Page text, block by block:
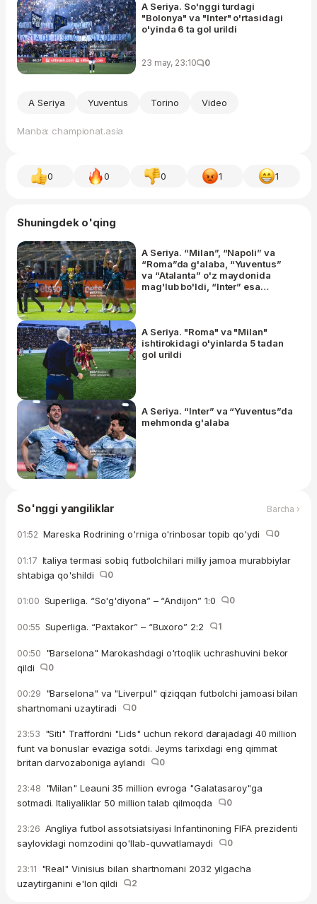
A Seriya. So'nggi turdagi
"Bolonya" va "Inter" o'rtasidagi
o'yinda 6 ta gol urildi
23 may, 23:10 0
A Seriya Yuventus Torino Video
Manba: championat.asia
0 0 0 1 1
Shuningdek o'qing
A Seriya. “Milan”, “Napoli” va
“Roma”da g'alaba, “Yuventus”
va “Atalanta” o'z maydonida
mag'lub bo'ldi, “Inter” esa
A Seriya. "Roma" va "Milan"
ishtirokidagi o'yinlarda 5 tadan
gol urildi
A Seriya. “Inter” va “Yuventus”da
mehmonda g'alaba
So'nggi yangiliklar Barcha ›
01:52 Mareska Rodrining o'rniga o'rinbosar topib qo'ydi 0
01:17 Italiya termasi sobiq futbolchilari milliy jamoa murabbiylar
shtabiga qo'shildi
0
01:00 Superliga. “So'g'diyona” – “Andijon” 1:0 0
00:55 Superliga. “Paxtakor” – “Buxoro” 2:2 1
00:50 "Barselona" Marokashdagi o'rtoqlik uchrashuvini bekor
qildi
0
00:29 "Barselona" va "Liverpul" qiziqqan futbolchi jamoasi bilan
shartnomani uzaytiradi
0
23:53 "Siti" Traffordni "Lids" uchun rekord darajadagi 40 million
funt va bonuslar evaziga sotdi. Jeyms tarixdagi eng qimmat
britan darvozaboniga aylandi
0
23:48 "Milan" Leauni 35 million evroga "Galatasaroy"ga
sotmadi. Italiyaliklar 50 million talab qilmoqda
0
23:26 Angliya futbol assotsiatsiyasi Infantinoning FIFA prezidenti
saylovidagi nomzodini qo'llab-quvvatlamaydi
0
23:11 "Real" Vinisius bilan shartnomani 2032 yilgacha
uzaytirganini e'lon qildi
2